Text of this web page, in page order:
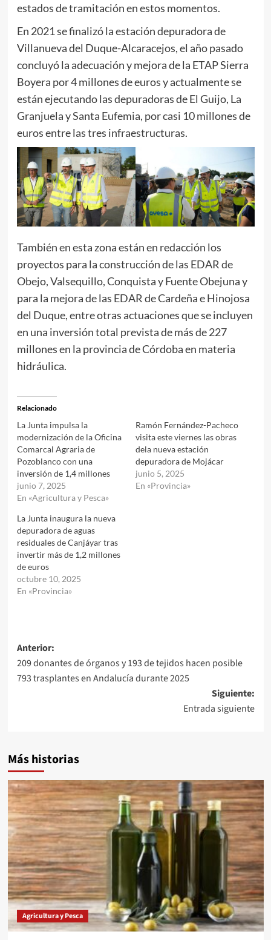
estados de tramitación en estos momentos.
En 2021 se finalizó la estación depuradora de
Villanueva del Duque-Alcaracejos, el año pasado
concluyó la adecuación y mejora de la ETAP Sierra
Boyera por 4 millones de euros y actualmente se
están ejecutando las depuradoras de El Guijo, La
Granjuela y Santa Eufemia, por casi 10 millones de
euros entre las tres infraestructuras.
También en esta zona están en redacción los
proyectos para la construcción de las EDAR de
Obejo, Valsequillo, Conquista y Fuente Obejuna y
para la mejora de las EDAR de Cardeña e Hinojosa
del Duque, entre otras actuaciones que se incluyen
en una inversión total prevista de más de 227
millones en la provincia de Córdoba en materia
hidráulica.
Relacionado
La Junta impulsa la
modernización de la Oficina
Comarcal Agraria de
Pozoblanco con una
inversión de 1,4 millones
junio 7, 2025
En «Agricultura y Pesca»
Ramón Fernández-Pacheco
visita este viernes las obras
dela nueva estación
depuradora de Mojácar
junio 5, 2025
En «Provincia»
La Junta inaugura la nueva
depuradora de aguas
residuales de Canjáyar tras
invertir más de 1,2 millones
de euros
octubre 10, 2025
En «Provincia»
Navegación
de
entradas
Anterior:
209 donantes de órganos y 193 de tejidos hacen posible
793 trasplantes en Andalucía durante 2025
Siguiente:
Entrada siguiente
Más historias
Agricultura y Pesca